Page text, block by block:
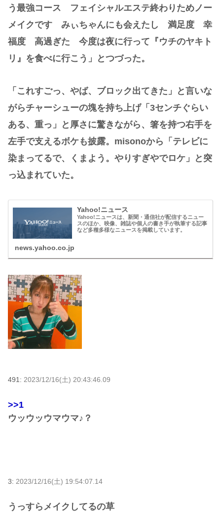
う最強コース フェイシャルエステ終わりためノー
メイクです みぃちゃんにも会えたし 満足度 幸
福度 高過ぎた 今度は夜に行って『ウチのヤキト
リ』を食べに行こう」とつづった。
「これすごっ、やば、ブロック出てきた」と言いな
がらチャーシューの塊を持ち上げ「3センチぐらい
ある、重っ」と厚さに驚きながら、箸を持つ右手を
左手で支えるボケも披露。misonoから「テレビに
染まってるで、くまよう。やりすぎやでロケ」と突
っ込まれていた。
Yahoo!ニュース
Yahoo!ニュースは、新聞・通信社が配信するニュー
スのほか、映像、雑誌や個人の書き手が執筆する記事
など多種多様なニュースを掲載しています。
news.yahoo.co.jp
491: 2023/12/16(土) 20:43:46.09
>>1
ウッウッウマウマ♪？
3: 2023/12/16(土) 19:54:07.14
うっすらメイクしてるの草